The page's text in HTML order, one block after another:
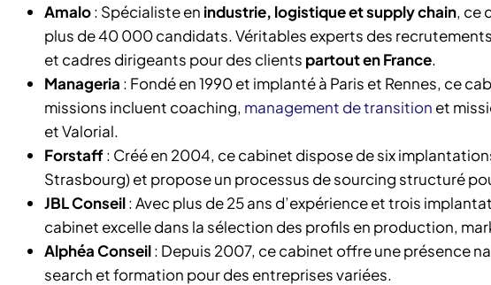
Amalo: Spécialiste en industrie, logistique et supply chain, ce
plus de 40 000 candidats. Véritables experts des
et cadres dirigeants pour des clients partout en France.
Manageria : Fondé en 1990 et implanté à Paris et Rennes, ce
missions incluent coaching, management de transition et
et Valorial.
Forstaff: Créé en 2004, ce cabinet dispose de six
Strasbourg) et propose un processus de sourcing structuré
JBL Conseil: Avec plus de 25 ans d’expérience et trois
cabinet excelle dans la sélection des profils en production,
Alphéa Conseil: Depuis 2007, ce cabinet offre une présence
search et formation pour des entreprises variées.